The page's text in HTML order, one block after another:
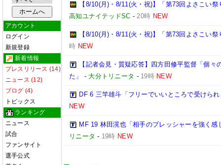
アカウント
ログイン
新規登録
新着情報
プレスリリース (14)
ニュース (12)
ブログ (4)
トピックス
ランキング
ニュース
試合
ファンサイト
選手公式
【8/10(月)・8/11(火・祝)】「第73回よさこい
高知ユナイテッドSC -20時 NEW
【8/10(月)・8/11(火・祝)】「第73回よさこい
時 NEW
【記者会見・質疑応答】四方田修平監督「個
た」
- 大分トリニータ - 19時 NEW
DF 6 三竿雄斗「フリーでいいところで受けら
NEW
MF 19 林田滉也「相手のプレッシャーを強く
リニータ - 19時 NEW